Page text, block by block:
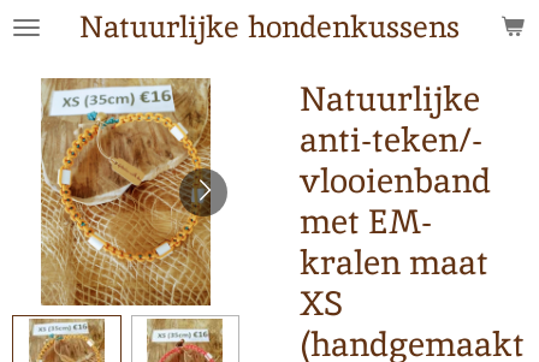
Ga
naar
hoofdinhoud
Natuurlijke hondenkussens
Natuurlijke
anti-teken/-
vlooienband
met EM-
kralen maat
XS
(handgemaakt